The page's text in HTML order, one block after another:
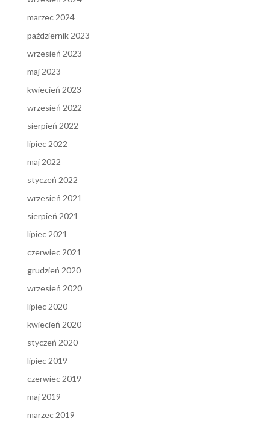
marzec 2024
październik 2023
wrzesień 2023
maj 2023
kwiecień 2023
wrzesień 2022
sierpień 2022
lipiec 2022
maj 2022
styczeń 2022
wrzesień 2021
sierpień 2021
lipiec 2021
czerwiec 2021
grudzień 2020
wrzesień 2020
lipiec 2020
kwiecień 2020
styczeń 2020
lipiec 2019
czerwiec 2019
maj 2019
marzec 2019